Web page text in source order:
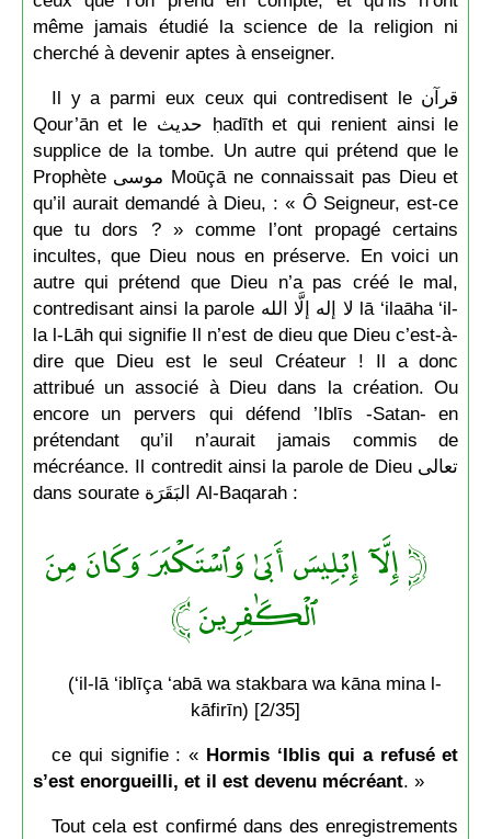
même jamais étudié la science de la religion ni
cherché à devenir aptes à enseigner.
Il y a parmi eux ceux qui contredisent le قرآن
Qour’ān et le حديث ḥadīth et qui renient ainsi le
supplice de la tombe. Un autre qui prétend que le
Prophète موسى Moūçā ne connaissait pas Dieu et
qu’il aurait demandé à Dieu, : « Ô Seigneur, est-ce
que tu dors ? » comme l’ont propagé certains
incultes, que Dieu nous en préserve. En voici un
autre qui prétend que Dieu n’a pas créé le mal,
contredisant ainsi la parole لا إله إلَّا الله lā ‘ilaāha ‘il-
la l-Lāh qui signifie Il n’est de dieu que Dieu c’est-à-
dire que Dieu est le seul Créateur ! Il a donc
attribué un associé à Dieu dans la création. Ou
encore un pervers qui défend ’Iblīs -Satan- en
prétendant qu’il n’aurait jamais commis de
mécréance. Il contredit ainsi la parole de Dieu تعالى
dans sourate البَقَرَة Al-Baqarah :
﴿ إِلَّآ إِبۡلِيسَ أَبَىٰ وَٱسۡتَكۡبَرَ وَكَانَ مِنَ
ٱلۡكَٰفِرِينَ ﴾
(‘il-lā ‘iblīça ‘abā wa stakbara wa kāna mina l-
kāfirīn) [2/35]
ce qui signifie : « Hormis ‘Iblis qui a refusé et
s’est enorgueilli, et il est devenu mécréant. »
Tout cela est confirmé dans des enregistrements